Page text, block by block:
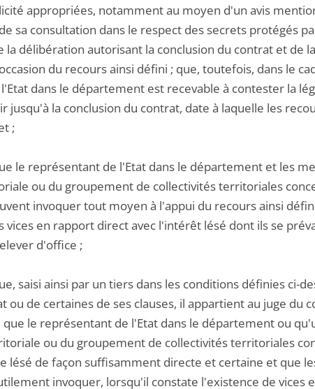
appropriées, notamment au moyen d'un avis
sa consultation dans le respect des secrets protégés
la délibération autorisant la conclusion du contrat et de
du recours ainsi défini ; que, toutefois, dans le
dans le département est recevable à contester la
jusqu'à la conclusion du contrat, date à laquelle les
;
le représentant de l'Etat dans le département et les
ou du groupement de collectivités territoriales
invoquer tout moyen à l'appui du recours ainsi
vices en rapport direct avec l'intérêt lésé dont ils se
d'office ;
saisi ainsi par un tiers dans les conditions définies ci-
ou de certaines de ses clauses, il appartient au juge du
le représentant de l'Etat dans le département ou
ou du groupement de collectivités territoriales
lésé de façon suffisamment directe et certaine et que
invoquer, lorsqu'il constate l'existence de vices